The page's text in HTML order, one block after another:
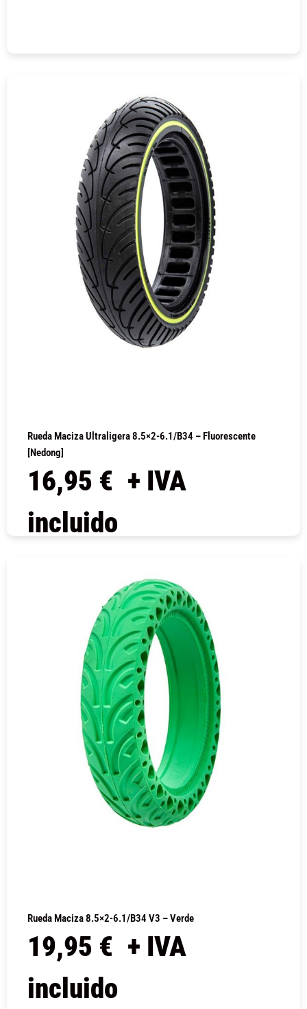
Rueda Maciza Ultraligera 8.5×2-6.1/B34 – Fluorescente
[Nedong]
16,95 € + IVA
incluido
Rueda Maciza 8.5×2-6.1/B34 V3 – Verde
19,95 € + IVA
incluido